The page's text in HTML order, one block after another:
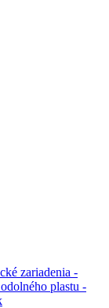
zariadenia -
plastu -